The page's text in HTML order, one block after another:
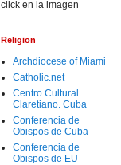
click en la imagen
Religion
Archdiocese of Miami
Catholic.net
Centro Cultural
Claretiano. Cuba
Conferencia de
Obispos de Cuba
Conferencia de
Obispos de EU